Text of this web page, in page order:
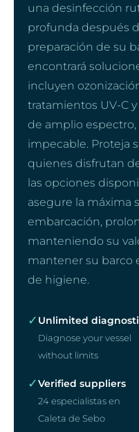
una desinfección
profunda después
preparación de su
encontrará
incluyen
tratamientos UV-C
de amplio
impecable. Proteja
quienes disfrutan
las opciones
asegure la máxima
embarcación,
manteniendo su
mantener su barco
de higiene.
✓ Unlimited
Diagnose your vessel
without limits
✓Verified suppliers
24 especialistas en
Caleta de Sebo